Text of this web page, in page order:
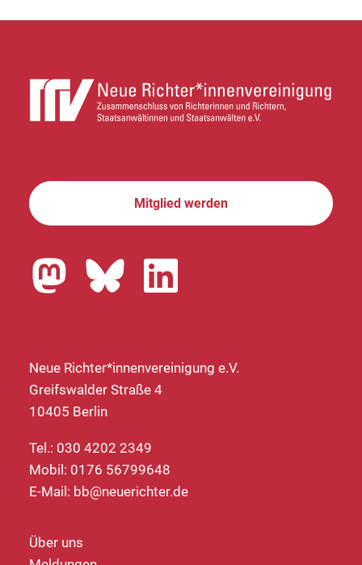
Mitglied werden
Neue Richter*innenvereinigung e.V.
Greifswalder Straße 4
10405 Berlin
Tel.: 030 4202 2349
Mobil: 0176 56799648
E-Mail: bb@neuerichter.de
Über uns